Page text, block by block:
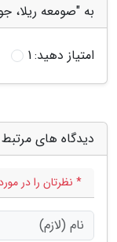
به "صومعه ریلا،
امتیاز دهید:1
دیدگاه های مرتبط
* نظرتان را در